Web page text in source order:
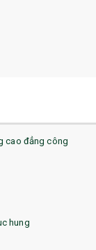
cao đẳng công
hung